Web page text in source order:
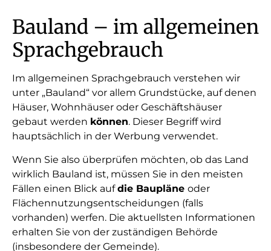
Bauland – im allgemeinen
Sprachgebrauch
Im allgemeinen Sprachgebrauch verstehen wir
unter „Bauland“ vor allem Grundstücke, auf denen
Häuser, Wohnhäuser oder Geschäftshäuser
gebaut werden können. Dieser Begriff wird
hauptsächlich in der Werbung verwendet.
Wenn Sie also überprüfen möchten, ob das Land
wirklich Bauland ist, müssen Sie in den meisten
Fällen einen Blick aufdie Baupläne oder
Flächennutzungsentscheidungen (falls
vorhanden) werfen. Die aktuellsten Informationen
erhalten Sie von der zuständigen Behörde
(insbesondere der Gemeinde).